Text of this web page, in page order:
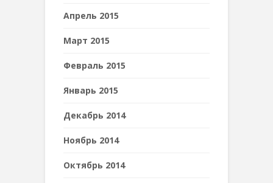
Апрель 2015
Март 2015
Февраль 2015
Январь 2015
Декабрь 2014
Ноябрь 2014
Октябрь 2014